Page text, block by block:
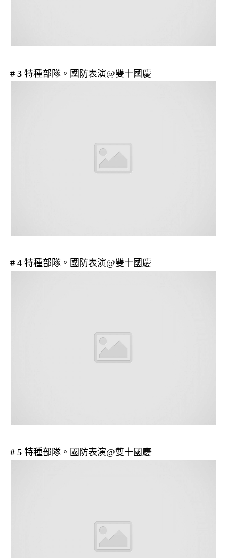
# 3 特種部隊。國防表演@雙十國慶
# 4 特種部隊。國防表演@雙十國慶
# 5 特種部隊。國防表演@雙十國慶